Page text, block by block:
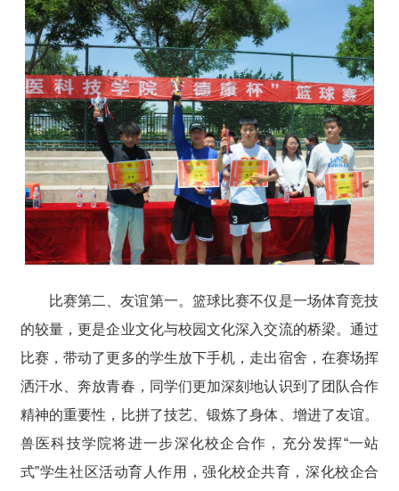
比赛第二、友谊第一。篮球比赛不仅是一场体育竞技
的较量，更是企业文化与校园文化深入交流的桥梁。通过
比赛，带动了更多的学生放下手机，走出宿舍，在赛场挥
洒汗水、奔放青春，同学们更加深刻地认识到了团队合作
精神的重要性，比拼了技艺、锻炼了身体、增进了友谊。
兽医科技学院将进一步深化校企合作，充分发挥“一站
式”学生社区活动育人作用，强化校企共育，深化校企合